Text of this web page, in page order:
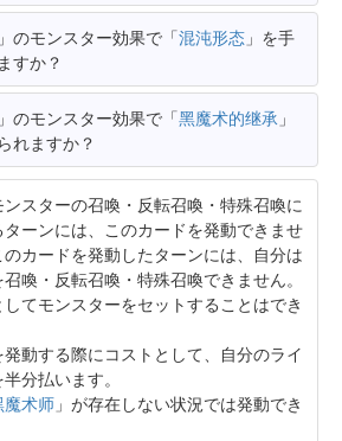
」のモンスター効果で「混沌形态 」を手
すか？
」のモンスター効果で「黑魔术的继承 」
れますか？
スターの召喚・反転召喚・特殊召喚に
ーンには、このカードを発動できませ
のカードを発動したターンには、自分は
喚・反転召喚・特殊召喚できません。
してモンスターをセットすることはでき
動する際にコストとして、自分のライ
分払います。
魔术师 」が存在しない状況では発動でき